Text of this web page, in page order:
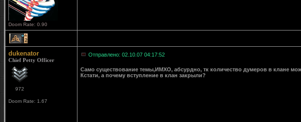
Doom Rate: 0.90
2
dukenator
Chief Petty Officer
972
Doom Rate: 1.67
Отправлено: 02.10.07 04:17:52
Само существование темы,ИМХО, абсурдно, тк количество думеров в клане
Кстати, а почему вступление в клан закрыли?